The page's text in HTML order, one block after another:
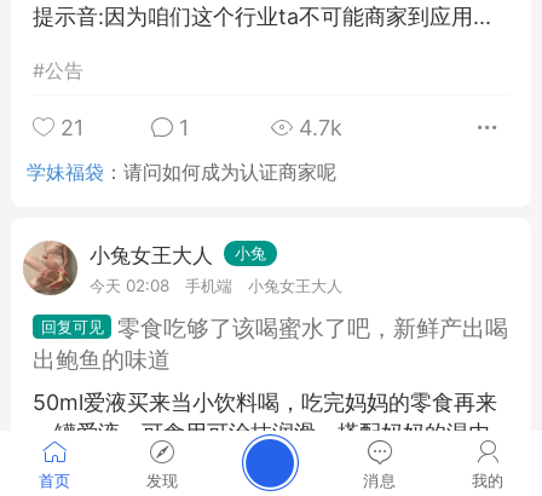
首页 发现 消息 我的
提示音:因为咱们这个行业ta不可能商家到应用...
#公告
21 1 4.7k
学妹福袋 ：请问如何成为认证商家呢
小兔女王大人
小兔
今天 02:08
手机端 小兔女王大人
零食吃够了该喝蜜水了吧，新鲜产出喝
出鲍鱼的味道
50ml爱液买来当小饮料喝，吃完妈妈的零食再来
一罐爱液，可食用可涂抹润滑，搭配妈妈的湿内
内润滑套鸡鸡上，给予你最真实的感受，加